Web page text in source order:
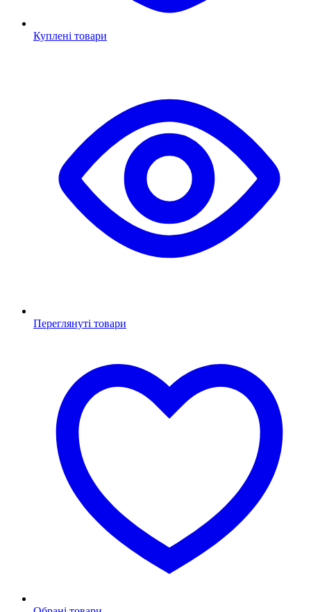
Куплені товари
Переглянуті товари